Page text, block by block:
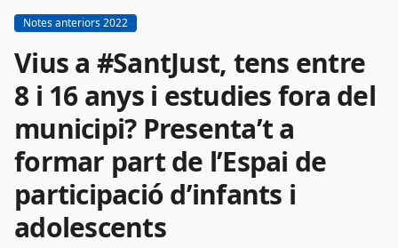
Notes anteriors 2022
Vius a #SantJust, tens entre
8 i 16 anys i estudies fora del
municipi? Presenta’t a
formar part de l’Espai de
participació d’infants i
adolescents